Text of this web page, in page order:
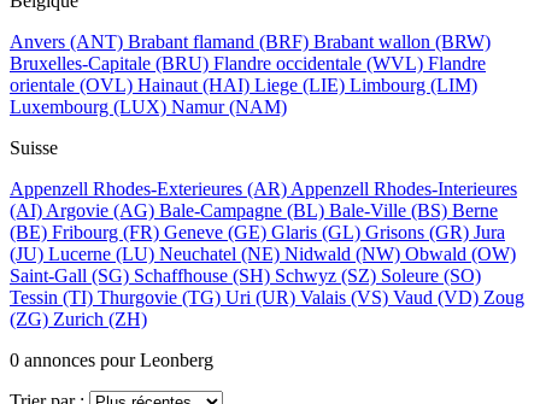
Anvers (ANT) Brabant flamand (BRF) Brabant wallon (BRW)
Bruxelles-Capitale (BRU) Flandre occidentale (WVL) Flandre
orientale (OVL) Hainaut (HAI) Liege (LIE) Limbourg (LIM)
Luxembourg (LUX) Namur(NAM)
Suisse
Appenzell Rhodes-Exterieures (AR) Appenzell Rhodes-Interieures
(AI) Argovie (AG) Bale-Campagne (BL) Bale-Ville (BS) Berne
(BE) Fribourg (FR) Geneve (GE) Glaris (GL) Grisons (GR) Jura
(JU) Lucerne (LU) Neuchatel (NE) Nidwald (NW) Obwald (OW)
Saint-Gall (SG) Schaffhouse (SH) Schwyz (SZ) Soleure (SO)
Tessin (TI) Thurgovie (TG) Uri (UR) Valais (VS) Vaud (VD) Zoug
(ZG) Zurich (ZH)
0 annonces pour Leonberg